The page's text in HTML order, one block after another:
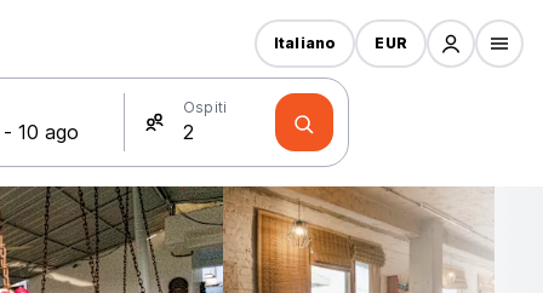
Ospiti
Italiano EUR